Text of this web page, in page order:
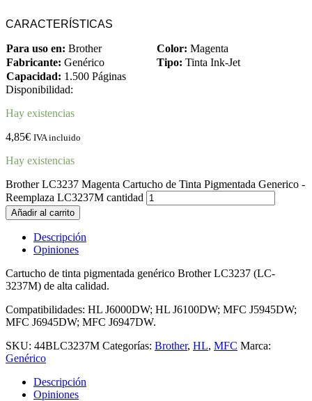
CARACTERÍSTICAS
Para uso en: Brother Color: Magenta
Fabricante: Genérico Tipo: Tinta Ink-Jet
Capacidad: 1.500 Páginas
Disponibilidad:
Hay existencias
4,85€ IVA incluido
Hay existencias
Brother LC3237 Magenta Cartucho de Tinta Pigmentada Generico -
Reemplaza LC3237M cantidad
Añadir al carrito
Descripción
Opiniones
Cartucho de tinta pigmentada genérico Brother LC3237 (LC-
3237M) de alta calidad.
Compatibilidades: HL J6000DW; HL J6100DW; MFC J5945DW;
MFC J6945DW; MFC J6947DW.
SKU: 44BLC3237M Categorías: Brother, HL, MFC Marca:
Genérico
Descripción
Opiniones